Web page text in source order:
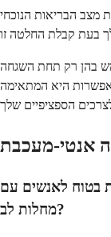
מצב הבריאות הנוכחי
בהן רק תחת השגחה
אפשרות היא המתאימה
אנטי-מעכבת
בטוח לאנשים עם
מחלות לב?